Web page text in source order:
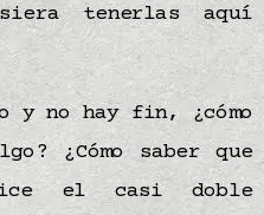
tenerlas aquí
y no hay fin, ¿cómo
¿Cómo saber que
Dice el casi doble